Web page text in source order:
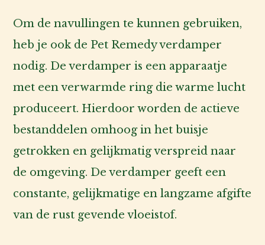
Om de navullingen te kunnen gebruiken,
heb je ook de Pet Remedy verdamper
nodig. De verdamper is een apparaatje
met een verwarmde ring die warme lucht
produceert. Hierdoor worden de actieve
bestanddelen omhoog in het buisje
getrokken en gelijkmatig verspreid naar
de omgeving. De verdamper geeft een
constante, gelijkmatige en langzame afgifte
van de rust gevende vloeistof.